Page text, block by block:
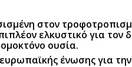
στον
ελκυστικό για τον
ουσία.
ένωσης για